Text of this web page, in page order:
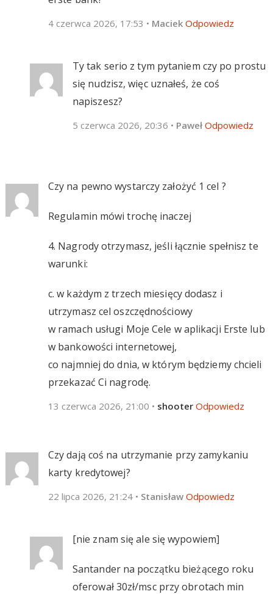
4 czerwca 2026, 17:53 • Maciek Odpowiedz
Ty tak serio z tym pytaniem czy po prostu
się nudzisz, więc uznałeś, że coś
napiszesz?
5 czerwca 2026, 20:36 • Paweł Odpowiedz
Czy na pewno wystarczy założyć 1 cel ?
Regulamin mówi trochę inaczej
4. Nagrody otrzymasz, jeśli łącznie spełnisz te
warunki:
c. w każdym z trzech miesięcy dodasz i
utrzymasz cel oszczędnościowy
w ramach usługi Moje Cele w aplikacji Erste lub
w bankowości internetowej,
co najmniej do dnia, w którym będziemy chcieli
przekazać Ci nagrodę.
13 czerwca 2026, 21:00 • shooter Odpowiedz
Czy dają coś na utrzymanie przy zamykaniu
karty kredytowej?
22 lipca 2026, 21:24 • Stanisław Odpowiedz
[nie znam się ale się wypowiem]
Santander na początku bieżącego roku
oferował 30zł/msc przy obrotach min